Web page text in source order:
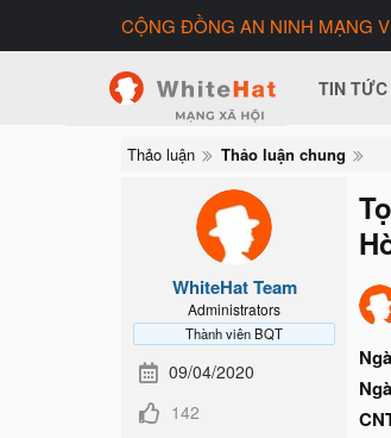
CỘNG ĐỒNG AN NINH MẠNG
TIN TỨC
Thảo luận Thảo luận chung
WhiteHat Team
Administrators
Thành viên BQT
09/04/2020
142